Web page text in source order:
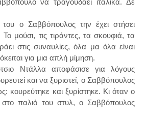
να τραγουδάει ιταλικά. Δε
ο Σαββόπουλος την έχει στήσει
μούσι, τις τιράντες, τα σκουφιά, τα
στις συναυλίες, όλα μα όλα είναι
για μια απλή μίμηση.
Ντάλλα αποφάσισε για λόγους
και να ξυριστεί, ο Σαββόπουλος
κουρεύτηκε και ξυρίστηκε. Κι όταν ο
παλιό του στυλ, ο Σαββόπουλος